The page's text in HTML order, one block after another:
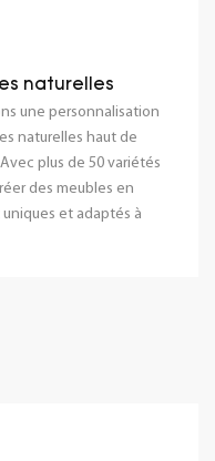
naturelles
une personnalisation
naturelles haut de
plus de 50 variétés
des meubles en
et adaptés à